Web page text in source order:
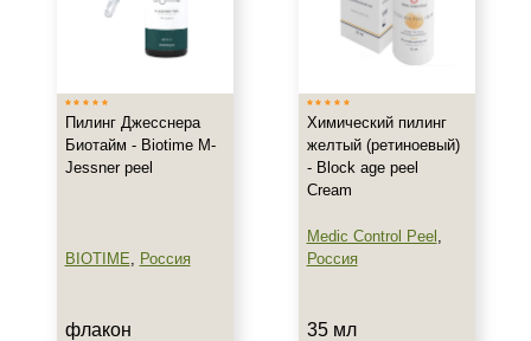
Израиль
Тип товара
Пилинг
Показать еще
Пилинг Джесснера
Биотайм - Biotime M-
Jessner peel
BIOTIME, Россия
флакон
Химический пилинг
желтый (ретиноевый)
- Block age peel
Cream
Medic Control Peel ,
Россия
35 мл